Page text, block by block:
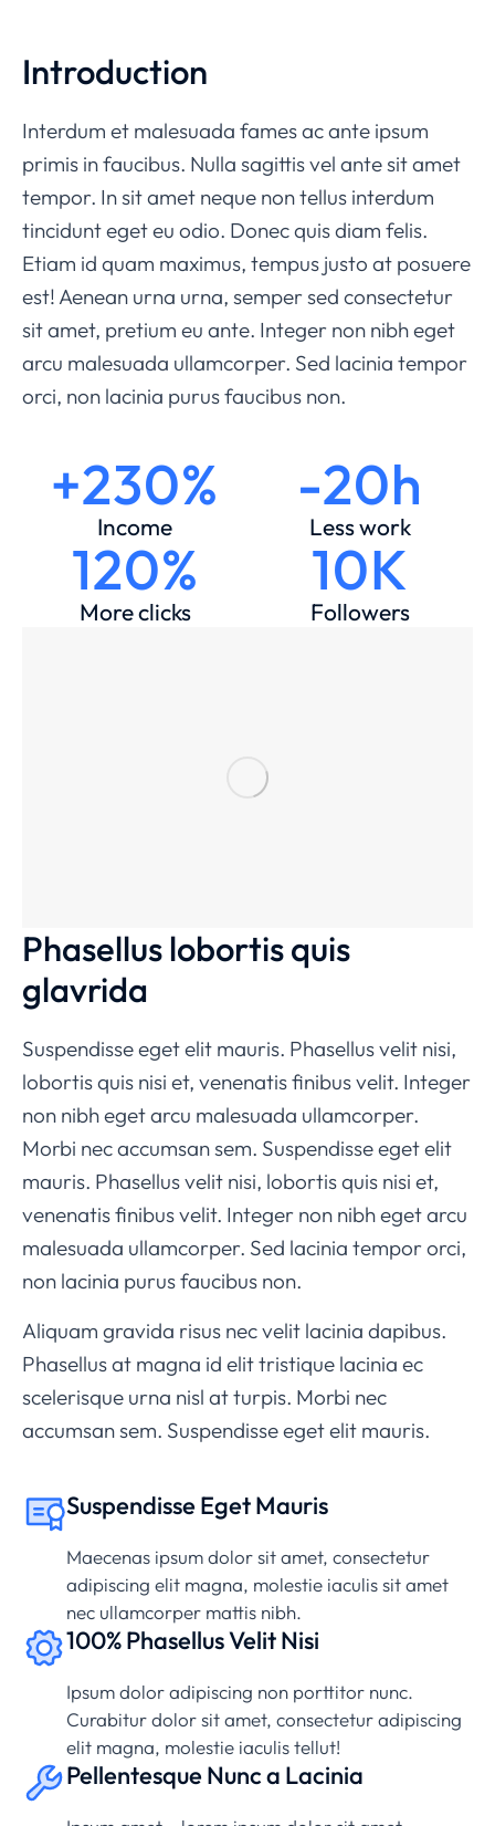
Introduction
Interdum et malesuada fames ac ante ipsum
primis in faucibus. Nulla sagittis vel ante sit amet
tempor. In sit amet neque non tellus interdum
tincidunt eget eu odio. Donec quis diam felis.
Etiam id quam maximus, tempus justo at posuere
est! Aenean urna urna, semper sed consectetur
sit amet, pretium eu ante. Integer non nibh eget
arcu malesuada ullamcorper. Sed lacinia tempor
orci, non lacinia purus faucibus non.
+230%
Income
-20h
Less work
120%
More clicks
10K
Followers
Phasellus lobortis quis
glavrida
Suspendisse eget elit mauris. Phasellus velit nisi,
lobortis quis nisi et, venenatis finibus velit. Integer
non nibh eget arcu malesuada ullamcorper.
Morbi nec accumsan sem. Suspendisse eget elit
mauris. Phasellus velit nisi, lobortis quis nisi et,
venenatis finibus velit. Integer non nibh eget arcu
malesuada ullamcorper. Sed lacinia tempor orci,
non lacinia purus faucibus non.
Aliquam gravida risus nec velit lacinia dapibus.
Phasellus at magna id elit tristique lacinia ec
scelerisque urna nisl at turpis. Morbi nec
accumsan sem. Suspendisse eget elit mauris.
Suspendisse Eget Mauris
Maecenas ipsum dolor sit amet, consectetur
adipiscing elit magna, molestie iaculis sit amet
nec ullamcorper mattis nibh.
100% Phasellus Velit Nisi
Ipsum dolor adipiscing non porttitor nunc.
Curabitur dolor sit amet, consectetur adipiscing
elit magna, molestie iaculis tellut!
Pellentesque Nunc a Lacinia